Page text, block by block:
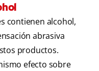
contienen alcohol,
abrasiva
productos.
efecto sobre